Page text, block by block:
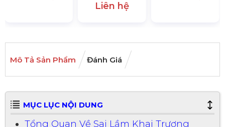
Liên hệ
Mô Tả Sản Phẩm Đánh Giá
MỤC LỤC NỘI DUNG
Tổng Quan Về Sai Lầm Khai Trương